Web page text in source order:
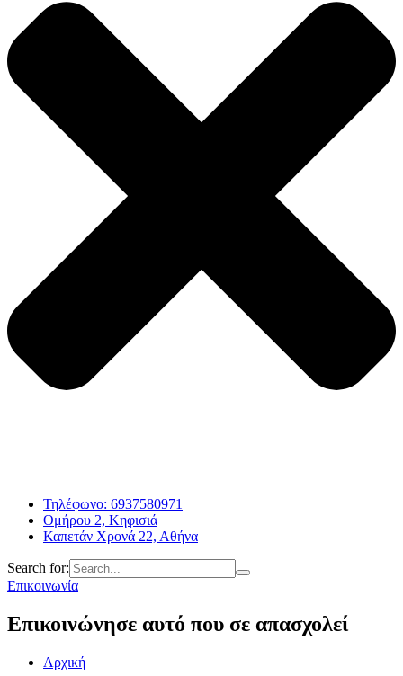
Τηλέφωνο: 6937580971
Ομήρου 2, Κηφισιά
Καπετάν Χρονά 22, Αθήνα
Search for:
Επικοινωνία
Επικοινώνησε αυτό που σε απασχολεί
Αρχική